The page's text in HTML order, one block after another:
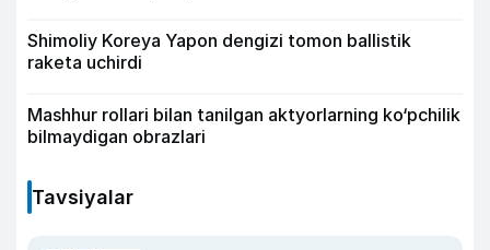
Shimoliy Koreya Yapon dengizi tomon ballistik
raketa uchirdi
Mashhur rollari bilan tanilgan aktyorlarning ko‘pchilik
bilmaydigan obrazlari
Tavsiyalar